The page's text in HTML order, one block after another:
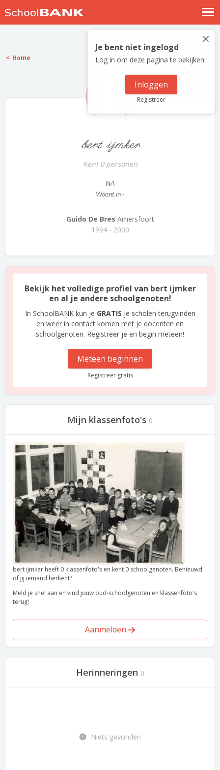
Nostalgische verhalen
Log in
Meld je gratis aan
×
Je bent niet ingelogd
Log in om deze pagina te bekijken
Inloggen
Registreer
Home
bert ijmker
Kent 0 personen
NA
Woont in -
Guido De Bres Amersfoort
1994 - 2000
Bekijk het volledige profiel van bert ijmker
en al je andere schoolgenoten!
In SchoolBANK kun je GRATIS je scholen terugvinden
en weer in contact komen met je docenten en
schoolgenoten. Registreer je en begin meteen!
Meteen beginnen
Registreer gratis
Mijn klassenfoto's 0
bert ijmker heeft 0 klassenfoto's en kent 0 schoolgenoten. Benieuwd
of jij iemand herkent?
Meld je snel aan en vind jouw oud-schoolgenoten en klassenfoto's
terug!
Aanmelden
Herinneringen 0
Niets gevonden